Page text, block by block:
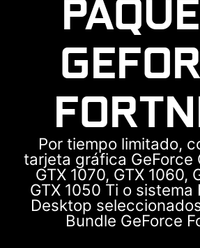
Por tiempo limitado,
tarjeta gráfica GeForce
GTX 1070, GTX 1060,
GTX 1050 Ti o
Desktop
Bundle GeForce